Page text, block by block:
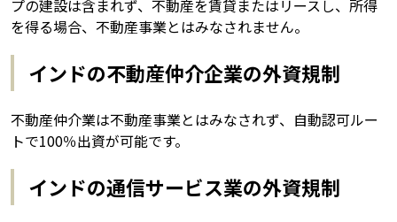
プの建設は含まれず、不動産を賃貸またはリースし、所得
を得る場合、不動産事業とはみなされません。
インドの不動産仲介企業の外資規制
不動産仲介業は不動産事業とはみなされず、自動認可ルー
トで100％出資が可能です。
インドの通信サービス業の外資規制